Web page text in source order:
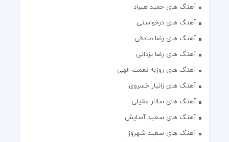
آهنگ های حمید هیراد
آهنگ های درخواستی
آهنگ های رضا صادقی
آهنگ های رضا یزدانی
آهنگ های روزبه نعمت الهی
آهنگ های زانیار خسروی
آهنگ های سالار عقیلی
آهنگ های سعید آسایش
آهنگ های سعید شهروز